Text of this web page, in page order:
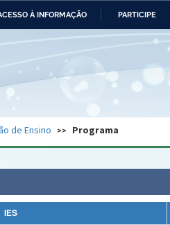
À INFORMAÇÃO PARTICIPE
Relações Ministério da
e dos Direitos
do Brasil Planalto
de Ensino Programa
IES